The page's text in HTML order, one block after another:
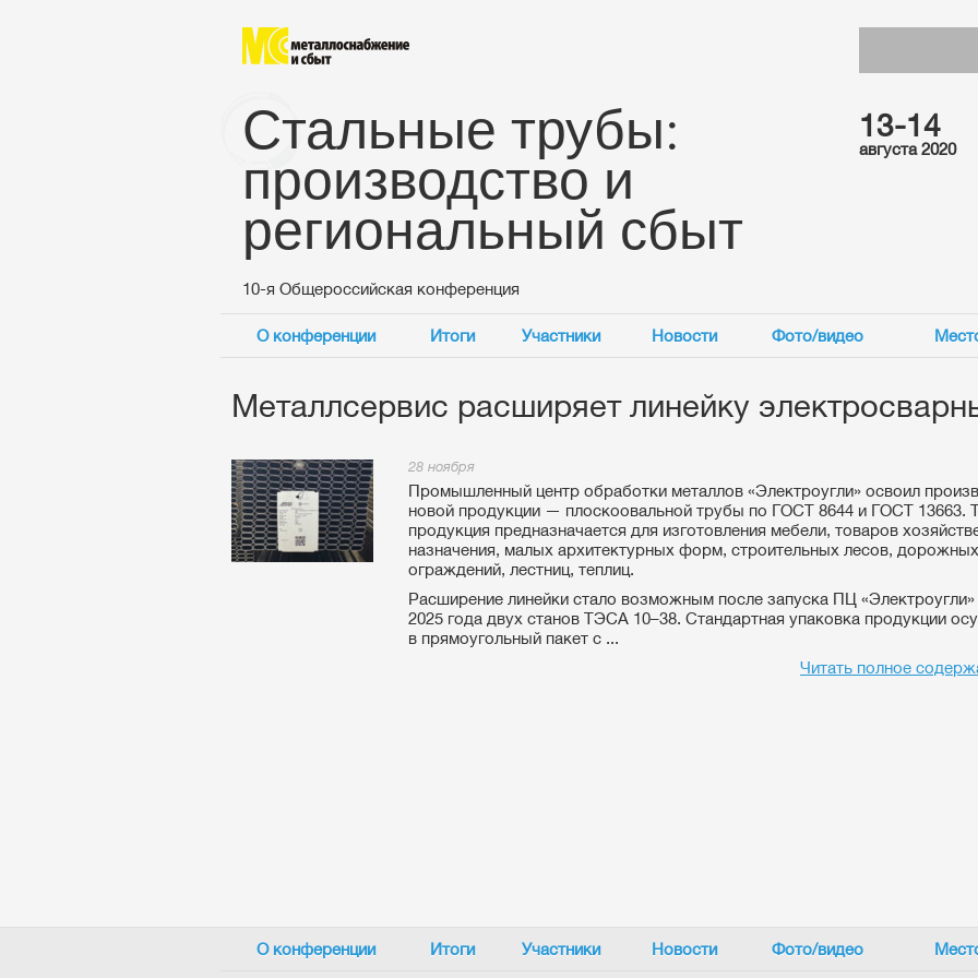
Стальные трубы:
производство и
региональный сбыт
10-я Общероссийская конференция
13-14
августа 2020
О конференции Итоги Участники Новости Фото/видео
Металлсервис расширяет линейку
28 ноября
Промышленный центр обработки металлов «Электроугли» освоил
новой продукции — плоскоовальной трубы по ГОСТ 8644 и ГОСТ 13663.
продукция предназначается для изготовления мебели, товаров
назначения, малых архитектурных форм, строительных лесов, дорожных
ограждений, лестниц, теплиц.
Расширение линейки стало возможным после запуска ПЦ «Электроугли»
2025 года двух станов ТЭСА 10–38. Стандартная упаковка продукции
в прямоугольный пакет с ...
Читать полное
О конференции Итоги Участники Новости Фото/видео